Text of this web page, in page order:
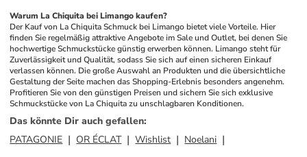
Warum La Chiquita bei Limango kaufen?
Der Kauf von La Chiquita Schmuck bei Limango bietet viele Vorteile. Hier
finden Sie regelmäßig attraktive Angebote im Sale und Outlet, bei denen Sie
hochwertige Schmuckstücke günstig erwerben können. Limango steht für
Zuverlässigkeit und Qualität, sodass Sie sich auf einen sicheren Einkauf
verlassen können. Die große Auswahl an Produkten und die übersichtliche
Gestaltung der Seite machen das Shopping-Erlebnis besonders angenehm.
Profitieren Sie von den günstigen Preisen und sichern Sie sich exklusive
Schmuckstücke von La Chiquita zu unschlagbaren Konditionen.
Das könnte Dir auch gefallen:
PATAGONIE
OR ÉCLAT Wishlist
Noelani